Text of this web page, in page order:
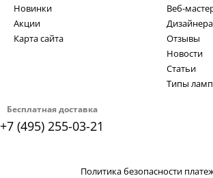
Бесплатная доставка
+7 (495) 255-03-21
Новинки
Акции
Карта сайта
Веб-
Отзывы
Новости
Статьи
Типы
Политика безопасности